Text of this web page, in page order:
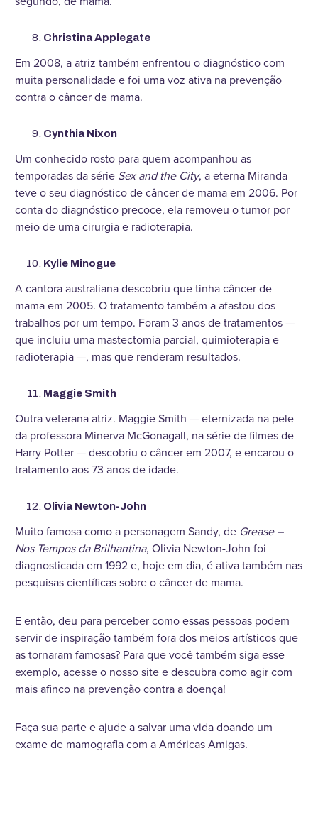
Christina Applegate
Em 2008, a atriz também enfrentou o diagnóstico com
muita personalidade e foi uma voz ativa na prevenção
contra o câncer de mama.
Cynthia Nixon
Um conhecido rosto para quem acompanhou as
temporadas da série Sex and the City, a eterna Miranda
teve o seu diagnóstico de câncer de mama em 2006. Por
conta do diagnóstico precoce, ela removeu o tumor por
meio de uma cirurgia e radioterapia.
Kylie Minogue
A cantora australiana descobriu que tinha câncer de
mama em 2005. O tratamento também a afastou dos
trabalhos por um tempo. Foram 3 anos de tratamentos —
que incluiu uma mastectomia parcial, quimioterapia e
radioterapia —, mas que renderam resultados.
Maggie Smith
Outra veterana atriz. Maggie Smith — eternizada na pele
da professora Minerva McGonagall, na série de filmes de
Harry Potter — descobriu o câncer em 2007, e encarou o
tratamento aos 73 anos de idade.
Olivia Newton-John
Muito famosa como a personagem Sandy, de Grease –
Nos Tempos da Brilhantina, Olivia Newton-John foi
diagnosticada em 1992 e, hoje em dia, é ativa também nas
pesquisas científicas sobre o câncer de mama.
E então, deu para perceber como essas pessoas podem
servir de inspiração também fora dos meios artísticos que
as tornaram famosas? Para que você também siga esse
exemplo, acesse o nosso site e descubra como agir com
mais afinco na prevenção contra a doença!
Faça sua parte e ajude a salvar uma vida doando um
exame de mamografia com a Américas Amigas.